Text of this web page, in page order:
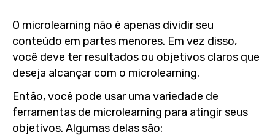
O microlearning não é apenas dividir seu
conteúdo em partes menores. Em vez disso,
você deve ter resultados ou objetivos claros que
deseja alcançar com o microlearning.
Então, você pode usar uma variedade de
ferramentas de microlearning para atingir seus
objetivos. Algumas delas são: